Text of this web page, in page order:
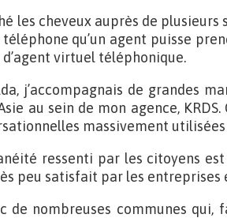
les cheveux auprès de
qu’un agent puisse
virtuel téléphonique.
j’accompagnais de grandes
au sein de mon agence,
massivement utilisées
ressenti par les citoyens
peu satisfait par les entreprises
de nombreuses communes qui,